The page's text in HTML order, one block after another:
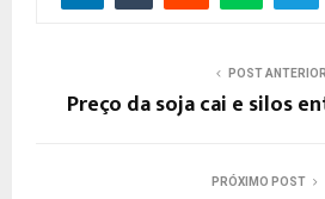
POST ANTERIOR
Preço da soja cai e silos
PRÓXIMO POST